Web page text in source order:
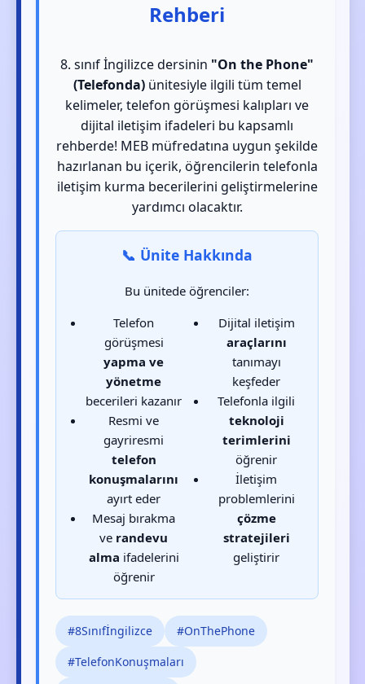
Rehberi
8. sınıf İngilizce dersinin "On the Phone"
(Telefonda)ünitesiyle ilgili tüm temel
kelimeler, telefon görüşmesi kalıpları ve
dijital iletişim ifadeleri bu kapsamlı
rehberde! MEB müfredatına uygun şekilde
hazırlanan bu içerik, öğrencilerin telefonla
iletişim kurma becerilerini geliştirmelerine
yardımcı olacaktır.
📞 Ünite Hakkında
Bu ünitede öğrenciler:
Telefon
görüşmesi
yapma ve
yönetme
becerileri kazanır
Resmi ve
gayriresmi
telefon
konuşmalarını
ayırt eder
Mesaj bırakma
ve randevu
alma ifadelerini
öğrenir
Dijital iletişim
araçlarını
tanımayı
keşfeder
Telefonla ilgili
teknoloji
terimlerini
öğrenir
İletişim
problemlerini
çözme
stratejileri
geliştirir
#8Sınıfİngilizce
#OnThePhone
#TelefonKonuşmaları